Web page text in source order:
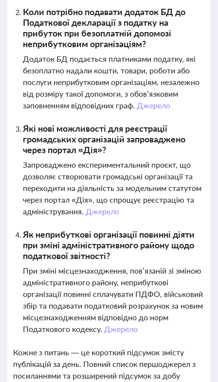
Коли потрібно подавати додаток БД до
Податкової декларації з податку на
прибуток при безоплатній допомозі
неприбутковим організаціям?
Додаток БД подається платниками податку, які
безоплатно надали кошти, товари, роботи або
послуги неприбутковим організаціям, незалежно
від розміру такої допомоги, з обов’язковим
заповненням відповідних граф. Джерело
Які нові можливості для реєстрації
громадських організацій запроваджено
через портал «Дія»?
Запроваджено експериментальний проєкт, що
дозволяє створювати громадські організації та
переходити на діяльність за модельним статутом
через портал «Дія», що спрощує реєстрацію та
адміністрування. Джерело
Як неприбуткові організації повинні діяти
при зміні адміністративного району щодо
податкової звітності?
При зміні місцезнаходження, пов’язаній зі зміною
адміністративного району, неприбуткові
організації повинні сплачувати ПДФО, військовий
збір та подавати податковий розрахунок за новим
місцезнаходженням відповідно до норм
Податкового кодексу. Джерело
Кожне з питань — це короткий підсумок змісту
публікацій за день. Повний список першоджерел з
посиланнями та розширений підсумок за добу